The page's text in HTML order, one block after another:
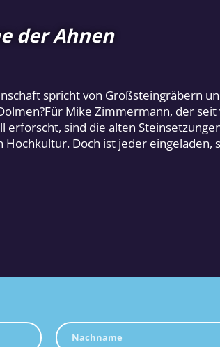
der Ahnen
spricht von Großsteingräbern
Mike Zimmermann, der seit
sind die alten
Doch ist jeder eingeladen,